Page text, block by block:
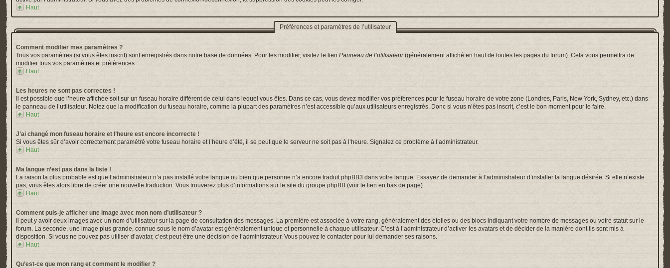
Haut
Préférences et paramètres de l’utilisateur
Comment modifier mes paramètres ?
Tous vos paramètres (si vous êtes inscrit) sont enregistrés dans notre base de données. Pour les modifier, visitez le lien Panneau de l’utilisateur(généralement affiché en haut de toutes les pages du forum). Cela vous permettra de
modifier tous vos paramètres et préférences.
Haut
Les heures ne sont pas correctes !
Il est possible que l’heure affichée soit sur un fuseau horaire différent de celui dans lequel vous êtes. Dans ce cas, vous devez modifier vos préférences pour le fuseau horaire de votre zone (Londres, Paris, New York, Sydney, etc.) dans
le panneau de l’utilisateur. Notez que la modification du fuseau horaire, comme la plupart des paramètres n’est accessible qu’aux utilisateurs enregistrés. Donc si vous n’êtes pas inscrit, c’est le bon moment pour le faire.
Haut
J’ai changé mon fuseau horaire et l’heure est encore incorrecte !
Si vous êtes sûr d’avoir correctement paramétré votre fuseau horaire et l’heure d’été, il se peut que le serveur ne soit pas à l’heure. Signalez ce problème à l’administrateur.
Haut
Ma langue n’est pas dans la liste !
La raison la plus probable est que l’administrateur n’a pas installé votre langue ou bien que personne n’a encore traduit phpBB3 dans votre langue. Essayez de demander à l’administrateur d’installer la langue désirée. Si elle n’existe
pas, vous êtes alors libre de créer une nouvelle traduction. Vous trouverez plus d’informations sur le site du groupe phpBB (voir le lien en bas de page).
Haut
Comment puis-je afficher une image avec mon nom d’utilisateur ?
Il peut y avoir deux images avec un nom d’utilisateur sur la page de consultation des messages. La première est associée à votre rang, généralement des étoiles ou des blocs indiquant votre nombre de messages ou votre statut sur le
forum. La seconde, une image plus grande, connue sous le nom d’avatar est généralement unique et personnelle à chaque utilisateur. C’est à l’administrateur d’activer les avatars et de décider de la manière dont ils sont mis à
disposition. Si vous ne pouvez pas utiliser d’avatar, c’est peut-être une décision de l’administrateur. Vous pouvez le contacter pour lui demander ses raisons.
Haut
Qu’est-ce que mon rang et comment le modifier ?